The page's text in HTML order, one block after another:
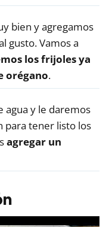
bien y agregamos
gusto. Vamos a
los frijoles ya
orégano.
agua y le daremos
para tener listo los
agregar un